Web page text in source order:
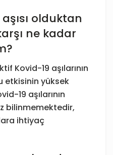
olduktan
ne kadar
Kovid-19 aşılarının
etkisinin yüksek
19 aşılarının
bilinmemektedir,
ihtiyaç